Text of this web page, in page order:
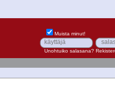
Muista minut!
Unohtuiko salasana?